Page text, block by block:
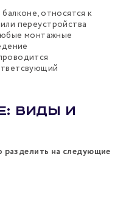
относятся к
переустройства
монтажные
виды и
на следующие